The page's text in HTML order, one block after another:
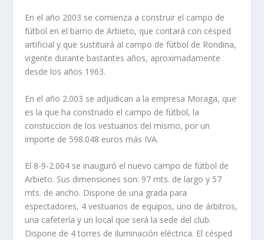
En el año 2003 se comienza a construir el campo de
fútbol en el barrio de Arbieto, que contará con césped
artificial y que sustituirá al campo de fútbol de Rondina,
vigente durante bastantes años, aproximadamente
desde los años 1963.
En el año 2.003 se adjudican a la empresa Moraga, que
es la que ha construido el campo de fútbol, la
constuccion de los vestuarios del mismo, por un
importe de 598.048 euros más IVA.
El 8-9-2.004 se inauguró el nuevo campo de fútbol de
Arbieto. Sus dimensiones son: 97 mts. de largo y 57
mts. de ancho. Dispone de una grada para
espectadores, 4 vestuarios de equipos, uno de árbitros,
una cafetería y un local que será la sede del club.
Dispone de 4 torres de iluminación eléctrica. El césped